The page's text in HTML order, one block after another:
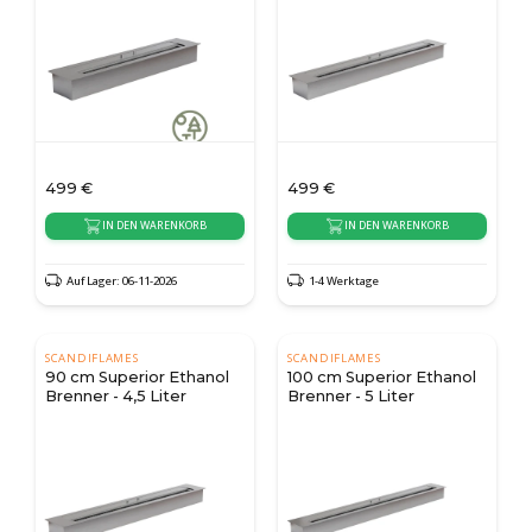
499 €
IN DEN WARENKORB
Auf Lager: 06-11-2026
499 €
IN DEN WARENKORB
1-4 Werktage
SCANDIFLAMES
90 cm Superior Ethanol
Brenner - 4,5 Liter
SCANDIFLAMES
100 cm Superior Ethanol
Brenner - 5 Liter